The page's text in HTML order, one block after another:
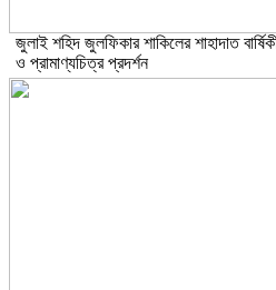
​জুলাই শহিদ জুলফিকার শাকিলের শাহাদাত
ও প্রামাণ্যচিত্র প্রদর্শন